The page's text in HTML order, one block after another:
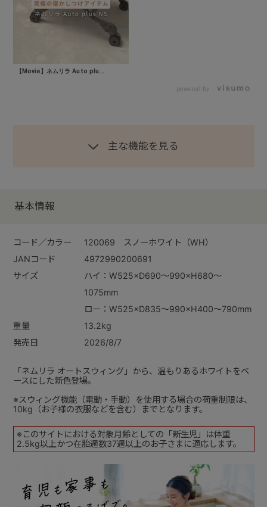
【Movie】ネムリラ Auto plu...
powered by
基本情報
コード／カラー
120069 スノーホワイト（WH）
JANコード
4972990200691
サイズ
ハイ：W525×D690～990×H680～
1075mm
ロー：W525×D835～990×H400～790mm
重量
13.2kg
発売日
2026/8/7
主な機能を見る
「ネムリラ オートスウィング」から、温もりあるホワイトをベ
ースにした新色登場。
※スウィング機能（電動・手動）を使用する場合の荷重制限は、
10kg（お子様の衣服などを含む）までとなります。
※このサイトにおける対象月齢としての「新生児」は体重
2.5kg以上かつ在胎週数37週以上のお子さまに適応します。